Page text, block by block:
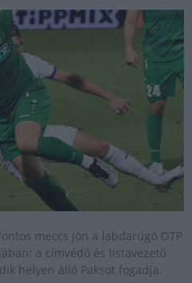
meccs jön a labdarúgó OTP
a címvédő és listavezető
helyen álló Paksot fogadja.